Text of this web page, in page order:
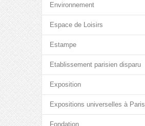
Environnement
Espace de Loisirs
Estampe
Etablissement parisien disparu
Exposition
Expositions universelles à Paris
Fondation